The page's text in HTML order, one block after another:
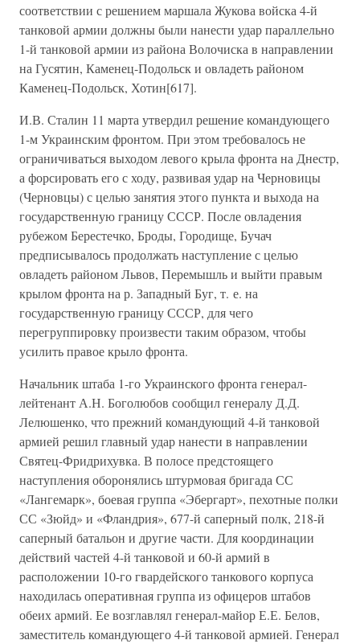
соответствии с решением маршала Жукова войска 4-й
танковой армии должны были нанести удар параллельно
1-й танковой армии из района Волочиска в направлении
на Гусятин, Каменец-Подольск и овладеть районом
Каменец-Подольск, Хотин[617].
И.В. Сталин 11 марта утвердил решение командующего
1-м Украинским фронтом. При этом требовалось не
ограничиваться выходом левого крыла фронта на Днестр,
а форсировать его с ходу, развивая удар на Черновицы
(Черновцы) с целью занятия этого пункта и выхода на
государственную границу СССР. После овладения
рубежом Берестечко, Броды, Городище, Бучач
предписывалось продолжать наступление с целью
овладеть районом Львов, Перемышль и выйти правым
крылом фронта на р. Западный Буг, т. е. на
государственную границу СССР, для чего
перегруппировку произвести таким образом, чтобы
усилить правое крыло фронта.
Начальник штаба 1-го Украинского фронта генерал-
лейтенант А.Н. Боголюбов сообщил генералу Д.Д.
Лелюшенко, что прежний командующий 4-й танковой
армией решил главный удар нанести в направлении
Святец-Фридрихувка. В полосе предстоящего
наступления оборонялись штурмовая бригада СС
«Лангемарк», боевая группа «Эбергарт», пехотные полки
СС «Зюйд» и «Фландрия», 677-й саперный полк, 218-й
саперный батальон и другие части. Для координации
действий частей 4-й танковой и 60-й армий в
расположении 10-го гвардейского танкового корпуса
находилась оперативная группа из офицеров штабов
обеих армий. Ее возглавлял генерал-майор Е.Е. Белов,
заместитель командующего 4-й танковой армией. Генерал